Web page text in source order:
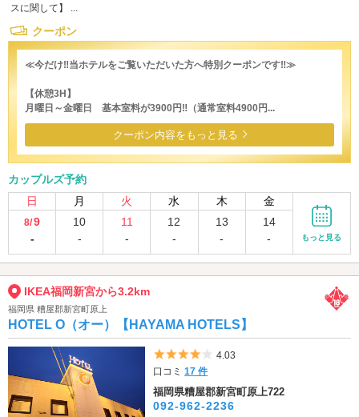
スに関して】 ...
クーポン
≪今だけ‼当ホテルをご覧いただいた方へ特別クーポンです‼≫
【休憩3H】
月曜日～金曜日 基本室料が3900円‼（通常室料4900円...
クーポン内容をもっと見る
カップルズ予約
日
月 火 水 木 金
8/9
-
10
-
11
-
12
-
13
-
14
-
もっと見る
IKEA福岡新宮から3.2km
福岡県 糟屋郡新宮町原上
HOTEL O（オー）【HAYAMA HOTELS】
5つ星のうち4
4.03
口コミ17 件
福岡県糟屋郡新宮町原上722
092-962-2236